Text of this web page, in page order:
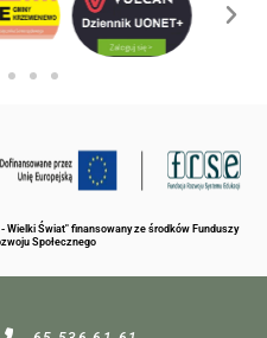
Wielki Świat" finansowany ze środków Funduszy
Społecznego